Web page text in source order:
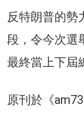
反特朗普的勢
段，令今次選
最終當上下屆
原刊於《